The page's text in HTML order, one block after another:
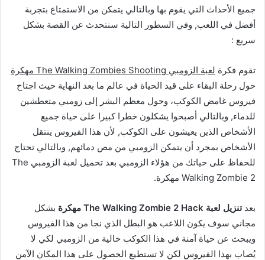
جميع الأحداث التي يقوم بها وبالتالي يتمكن من الاستمتاع بتجربة
أفضل في اللعب, وفي السطور التالية سنتحدث عن القصة بشكل
سريع :
تقوم فكرة لعبة الزومبي The Walking Zombies Shooting مهكرة
حول رحلة البقاء على قيد الحياة في عالم ما بعد النهاية حيث اجتاح
فيروس غامض الكوكب، وحول معظم البشر إلى زومبي متعطشين
للدماء, وبالتالي أصبحوا يشكلون خطرا كبيرا على حياة جميع
الأشخاص الذين يعيشون على الكوكب, لأن هذا الفيروس ينتقل
الأشخاص بمجرد أن يتمكن الزومبي من مص دمائهم, وبالتالي تحتاج
للحفاظ على حياتك من هؤلاء الزومبي بعد تحميل لعبة الزومبي The
Walking Zombie 2 مهكرة.
بعدتنزيل لعبة The Walking Zombie 2 Hack مهكرة
بشكل
مجاني سوف يكون اللاعب هو البطل الذي نجا من هذا الفيروس
ويبحث عن حياة آمنة في هذا الكوكب خالية من الزومبي لكي لا
يُصاب بهذا الفيروس لكن لا تستطيع الحصول على هذا المكان الآمن